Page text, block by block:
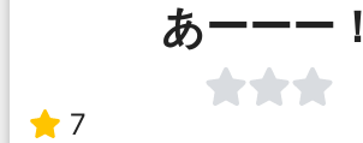
あーーー！
7